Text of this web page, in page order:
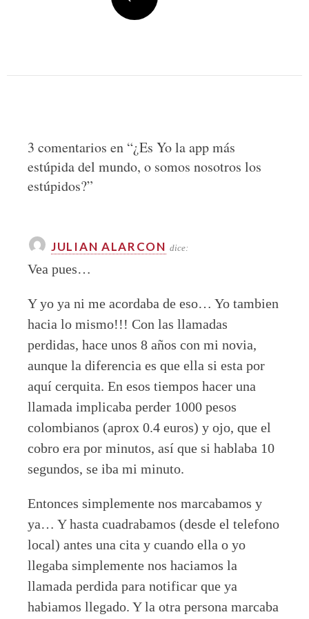
3 comentarios en “¿Es Yo la app más
estúpida del mundo, o somos nosotros los
estúpidos?”
JULIAN ALARCON dice:
Vea pues…
Y yo ya ni me acordaba de eso… Yo tambien
hacia lo mismo!!! Con las llamadas
perdidas, hace unos 8 años con mi novia,
aunque la diferencia es que ella si esta por
aquí cerquita. En esos tiempos hacer una
llamada implicaba perder 1000 pesos
colombianos (aprox 0.4 euros) y ojo, que el
cobro era por minutos, así que si hablaba 10
segundos, se iba mi minuto.
Entonces simplemente nos marcabamos y
ya… Y hasta cuadrabamos (desde el telefono
local) antes una cita y cuando ella o yo
llegaba simplemente nos haciamos la
llamada perdida para notificar que ya
habiamos llegado. Y la otra persona marcaba